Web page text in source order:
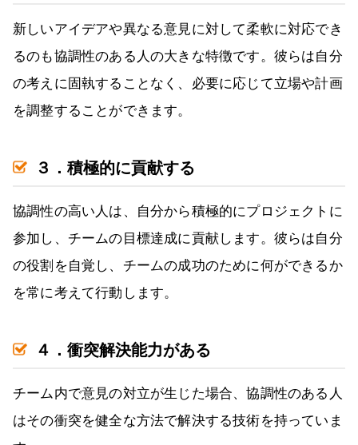
新しいアイデアや異なる意見に対して柔軟に対応でき
るのも協調性のある人の大きな特徴です。彼らは自分
の考えに固執することなく、必要に応じて立場や計画
を調整することができます。
３．積極的に貢献する
協調性の高い人は、自分から積極的にプロジェクトに
参加し、チームの目標達成に貢献します。彼らは自分
の役割を自覚し、チームの成功のために何ができるか
を常に考えて行動します。
４．衝突解決能力がある
チーム内で意見の対立が生じた場合、協調性のある人
はその衝突を健全な方法で解決する技術を持っていま